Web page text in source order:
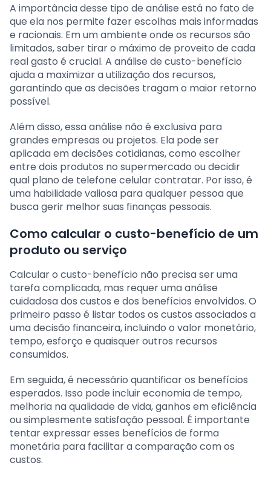
A importância desse tipo de análise está no fato de
que ela nos permite fazer escolhas mais informadas
e racionais. Em um ambiente onde os recursos são
limitados, saber tirar o máximo de proveito de cada
real gasto é crucial. A análise de custo-benefício
ajuda a maximizar a utilização dos recursos,
garantindo que as decisões tragam o maior retorno
possível.
Além disso, essa análise não é exclusiva para
grandes empresas ou projetos. Ela pode ser
aplicada em decisões cotidianas, como escolher
entre dois produtos no supermercado ou decidir
qual plano de telefone celular contratar. Por isso, é
uma habilidade valiosa para qualquer pessoa que
busca gerir melhor suas finanças pessoais.
Como calcular o custo-benefício de um
produto ou serviço
Calcular o custo-benefício não precisa ser uma
tarefa complicada, mas requer uma análise
cuidadosa dos custos e dos benefícios envolvidos. O
primeiro passo é listar todos os custos associados a
uma decisão financeira, incluindo o valor monetário,
tempo, esforço e quaisquer outros recursos
consumidos.
Em seguida, é necessário quantificar os benefícios
esperados. Isso pode incluir economia de tempo,
melhoria na qualidade de vida, ganhos em eficiência
ou simplesmente satisfação pessoal. É importante
tentar expressar esses benefícios de forma
monetária para facilitar a comparação com os
custos.